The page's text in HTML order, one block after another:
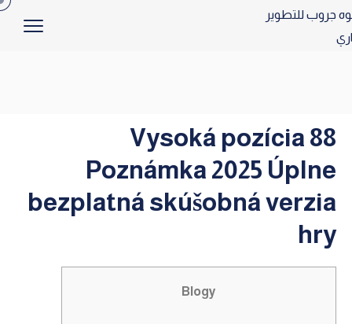
Vysoká pozícia 88
Poznámka 2025 Úplne
bezplatná skúšobná verzia
hry
Blogy